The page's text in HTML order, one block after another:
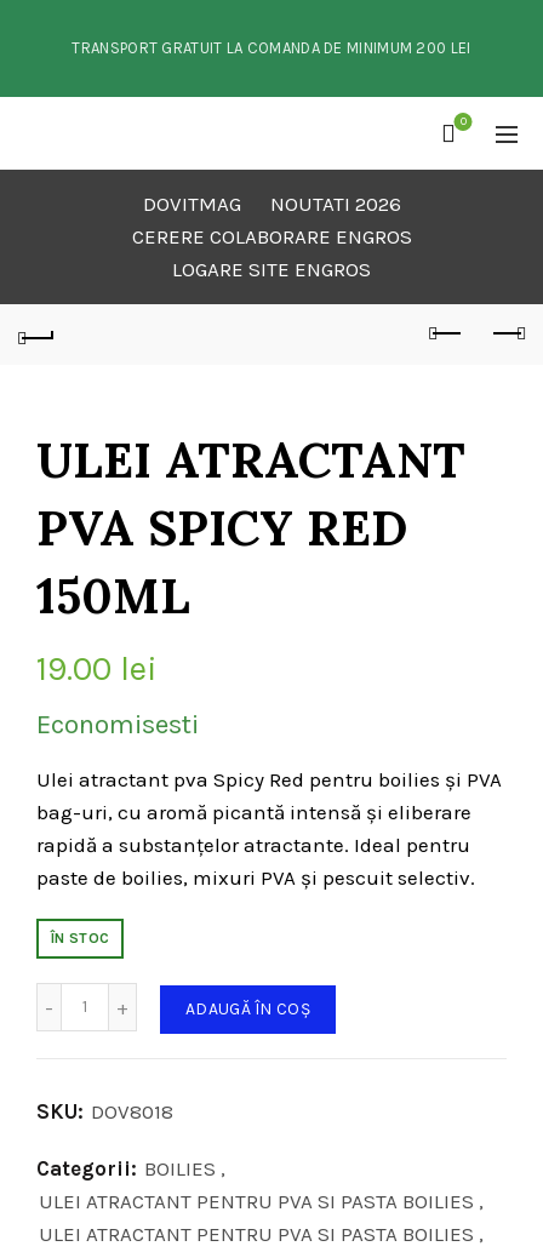
TRANSPORT GRATUIT LA COMANDA DE MINIMUM 200 LEI
0
DOVITMAG
NOUTATI 2026
CERERE COLABORARE ENGROS
LOGARE SITE ENGROS
ULEI ATRACTANT
PVA SPICY RED
150ML
19.00 lei
Economisesti
Ulei atractant pva Spicy Red pentru boilies și PVA
bag-uri, cu aromă picantă intensă și eliberare
rapidă a substanțelor atractante. Ideal pentru
paste de boilies, mixuri PVA și pescuit selectiv.
ÎN STOC
ADAUGĂ ÎN COȘ
SKU: DOV8018
Categorii: BOILIES ,
ULEI ATRACTANT PENTRU PVA SI PASTA BOILIES ,
ULEI ATRACTANT PENTRU PVA SI PASTA BOILIES ,